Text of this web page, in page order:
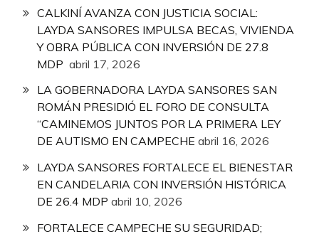
CALKINÍ AVANZA CON JUSTICIA SOCIAL:
LAYDA SANSORES IMPULSA BECAS, VIVIENDA
Y OBRA PÚBLICA CON INVERSIÓN DE 27.8
MDP abril 17, 2026
LA GOBERNADORA LAYDA SANSORES SAN
ROMÁN PRESIDIÓ EL FORO DE CONSULTA
“CAMINEMOS JUNTOS POR LA PRIMERA LEY
DE AUTISMO EN CAMPECHE abril 16, 2026
LAYDA SANSORES FORTALECE EL BIENESTAR
EN CANDELARIA CON INVERSIÓN HISTÓRICA
DE 26.4 MDP abril 10, 2026
FORTALECE CAMPECHE SU SEGURIDAD;